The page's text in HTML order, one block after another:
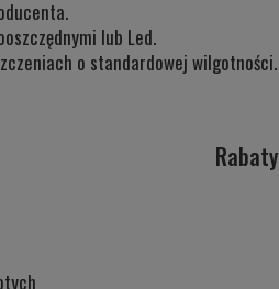
lub Led.
o standardowej wilgotności.
Rabaty